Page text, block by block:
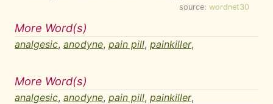
source: wordnet30
More Word(s)
analgesic, anodyne, pain pill, painkiller,
More Word(s)
analgesic, anodyne, pain pill, painkiller,